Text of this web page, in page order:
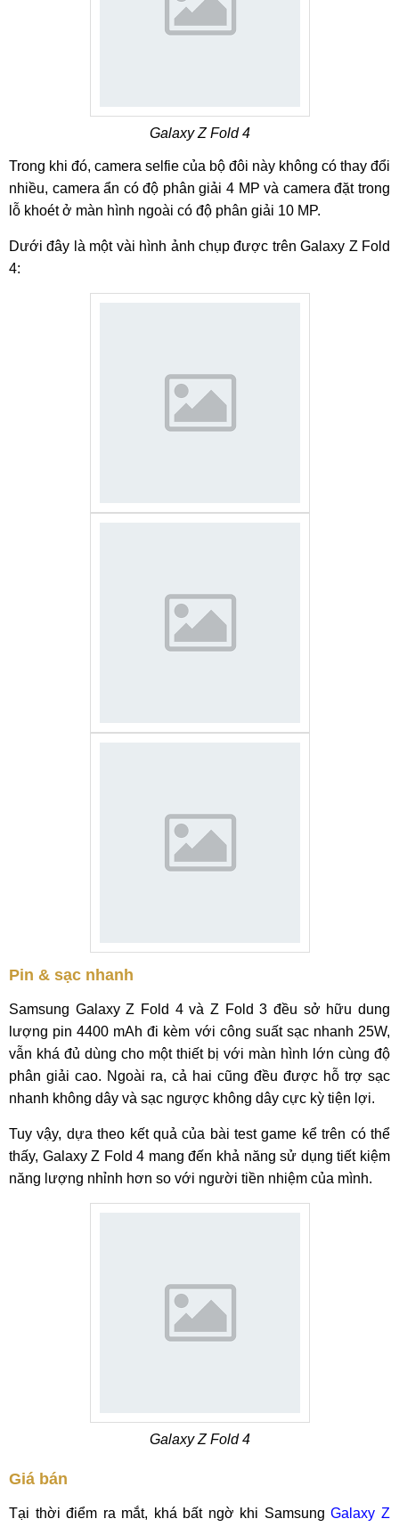
Galaxy Z Fold 4
Trong khi đó, camera selfie của bộ đôi này không có thay đổi
nhiều, camera ẩn có độ phân giải 4 MP và camera đặt trong
lỗ khoét ở màn hình ngoài có độ phân giải 10 MP.
Dưới đây là một vài hình ảnh chụp được trên Galaxy Z Fold
4:
Pin & sạc nhanh
Samsung Galaxy Z Fold 4 và Z Fold 3 đều sở hữu dung
lượng pin 4400 mAh đi kèm với công suất sạc nhanh 25W,
vẫn khá đủ dùng cho một thiết bị với màn hình lớn cùng độ
phân giải cao. Ngoài ra, cả hai cũng đều được hỗ trợ sạc
nhanh không dây và sạc ngược không dây cực kỳ tiện lợi.
Tuy vậy, dựa theo kết quả của bài test game kể trên có thể
thấy, Galaxy Z Fold 4 mang đến khả năng sử dụng tiết kiệm
năng lượng nhỉnh hơn so với người tiền nhiệm của mình.
Galaxy Z Fold 4
Giá bán
Tại thời điểm ra mắt, khá bất ngờ khi SamsungGalaxy Z